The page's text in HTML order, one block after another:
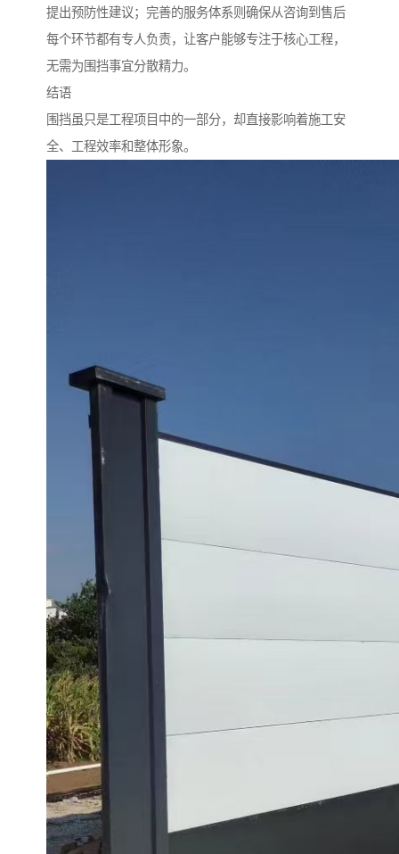
提出预防性建议；完善的服务体系则确保从咨询到售后
每个环节都有专人负责，让客户能够专注于核心工程，
无需为围挡事宜分散精力。
结语
围挡虽只是工程项目中的一部分，却直接影响着施工安
全、工程效率和整体形象。